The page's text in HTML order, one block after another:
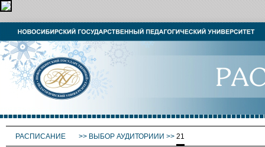
РАСПИСАНИЕ >> ВЫБОР АУДИТОРИИИ >> 21